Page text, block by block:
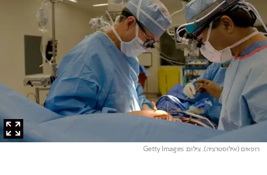
רופאים (אילוסטרציה). צילום: Getty Images